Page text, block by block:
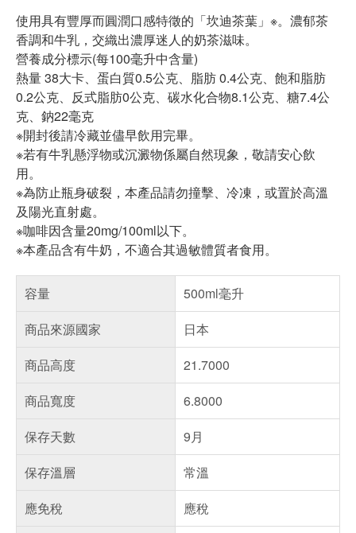
使用具有豐厚而圓潤口感特徵的「坎迪茶葉」※。濃郁茶
香調和牛乳，交織出濃厚迷人的奶茶滋味。
營養成分標示(每100毫升中含量)
熱量 38大卡、蛋白質0.5公克、脂肪 0.4公克、飽和脂肪
0.2公克、反式脂肪0公克、碳水化合物8.1公克、糖7.4公
克、鈉22毫克
※開封後請冷藏並儘早飲用完畢。
※若有牛乳懸浮物或沉澱物係屬自然現象，敬請安心飲
用。
※為防止瓶身破裂，本產品請勿撞擊、冷凍，或置於高溫
及陽光直射處。
※咖啡因含量20mg/100ml以下。
※本產品含有牛奶，不適合其過敏體質者食用。
容量
500ml毫升
商品來源國家
日本
商品高度
21.7000
商品寬度
6.8000
保存天數
9月
保存溫層
常溫
應免稅
應稅